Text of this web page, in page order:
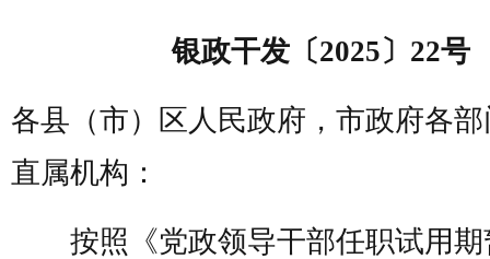
银政干发〔2025〕22号
各县（市）区人民政府，市政府各
直属机构：
按照《党政领导干部任职试用期